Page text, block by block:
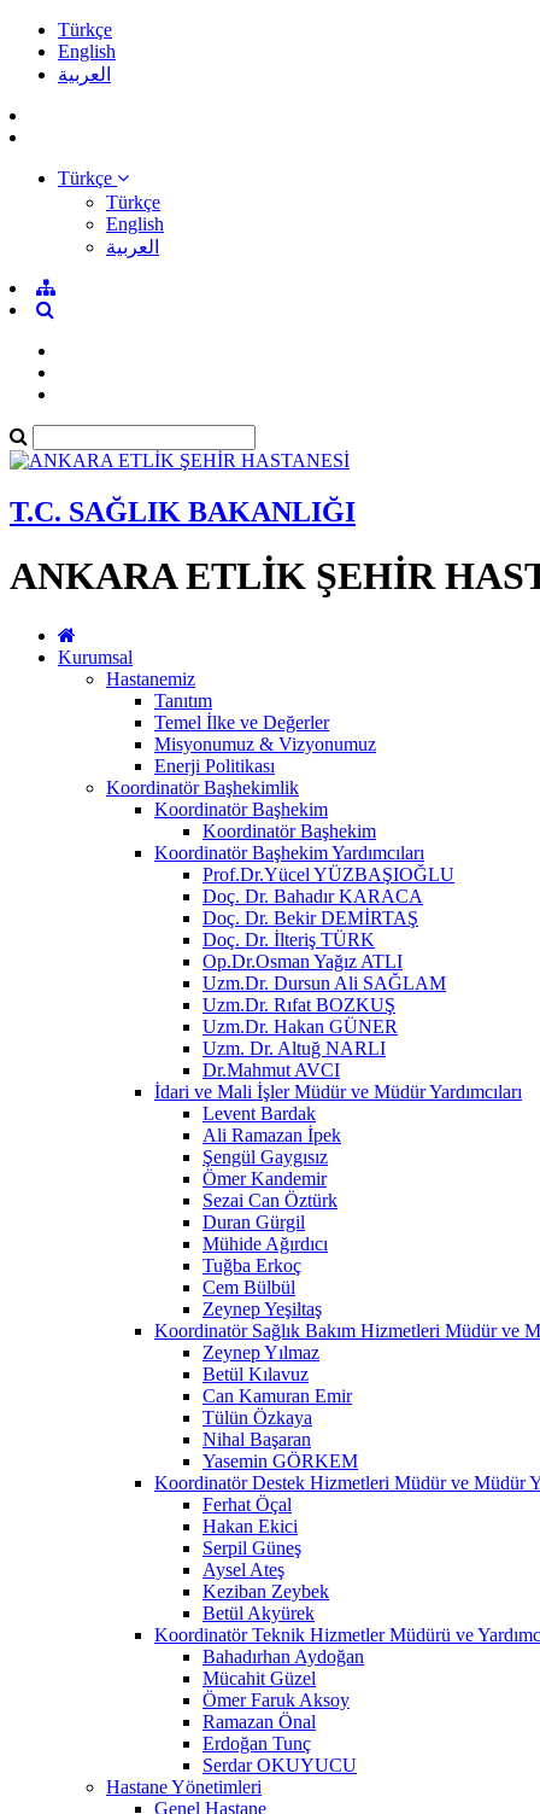
Türkçe
English
العربية
Türkçe
Türkçe
English
العربية
T.C. SAĞLIK BAKANLIĞI
ANKARA ETLİK ŞEHİR
Kurumsal
Hastanemiz
Tanıtım
Temel İlke ve Değerler
Misyonumuz & Vizyonumuz
Enerji Politikası
Koordinatör Başhekimlik
Koordinatör Başhekim
Koordinatör Başhekim
Koordinatör Başhekim Yardımcıları
Prof.Dr.Yücel YÜZBAŞIOĞLU
Doç. Dr. Bahadır KARACA
Doç. Dr. Bekir DEMİRTAŞ
Doç. Dr. İlteriş TÜRK
Op.Dr.Osman Yağız ATLI
Uzm.Dr. Dursun Ali SAĞLAM
Uzm.Dr. Rıfat BOZKUŞ
Uzm.Dr. Hakan GÜNER
Uzm. Dr. Altuğ NARLI
Dr.Mahmut AVCI
İdari ve Mali İşler Müdür ve Müdür Yardımcıları
Levent Bardak
Ali Ramazan İpek
Şengül Gaygısız
Ömer Kandemir
Sezai Can Öztürk
Duran Gürgil
Mühide Ağırdıcı
Tuğba Erkoç
Cem Bülbül
Zeynep Yeşiltaş
Koordinatör Sağlık Bakım Hizmetleri Müdür ve
Zeynep Yılmaz
Betül Kılavuz
Can Kamuran Emir
Tülün Özkaya
Nihal Başaran
Yasemin GÖRKEM
Koordinatör Destek Hizmetleri Müdür ve Müdür
Ferhat Öçal
Hakan Ekici
Serpil Güneş
Aysel Ateş
Keziban Zeybek
Betül Akyürek
Koordinatör Teknik Hizmetler Müdürü ve
Bahadırhan Aydoğan
Mücahit Güzel
Ömer Faruk Aksoy
Ramazan Önal
Erdoğan Tunç
Serdar OKUYUCU
Hastane Yönetimleri
Genel Hastane